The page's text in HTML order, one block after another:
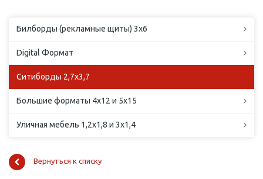
Билборды (рекламные щиты) 3х6
Digital Формат
Ситиборды 2,7х3,7
Большие форматы 4х12 и 5х15
Уличная мебель 1,2х1,8 и 3х1,4
Вернуться к списку